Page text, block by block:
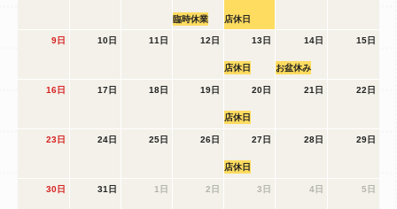
臨時休業 店休日
9日 10日 11日 12日 13日
店休日
14日
お盆休み
15日
16日 17日 18日 19日 20日
店休日
21日 22日
23日 24日 25日 26日 27日
店休日
28日 29日
30日 31日 1日 2日 3日 4日 5日